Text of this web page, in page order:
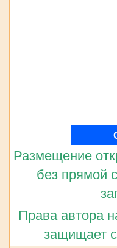
Размещение
без прямой
Права автора
защищает